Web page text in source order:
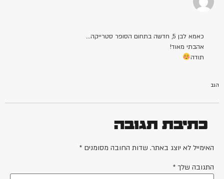
כאמא לבן 5, חדשה בתחום הסופר סטרייקה…
אהבתי מאוד!
תודה
הגב
כתיבת תגובה
האימייל לא יוצג באתר. שדות החובה מסומנים *
התגובה שלך *